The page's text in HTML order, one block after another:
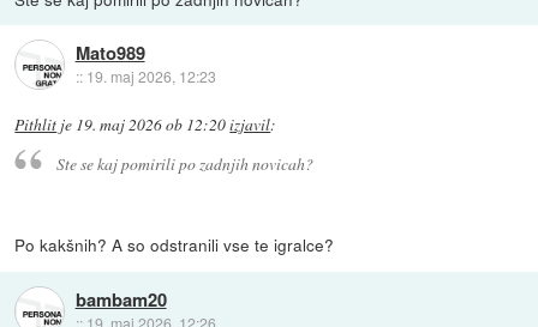
Mato989
:: 19. maj 2026, 12:23
Pithlit je 19. maj 2026 ob 12:20izjavil:
Ste se kaj pomirili po zadnjih novicah?
Po kakšnih? A so odstranili vse te igralce?
bambam20
:: 19. maj 2026, 12:26